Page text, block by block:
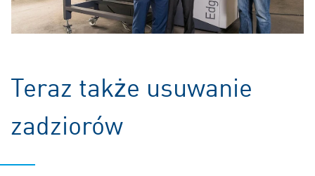
Teraz także usuwanie
zadziorów